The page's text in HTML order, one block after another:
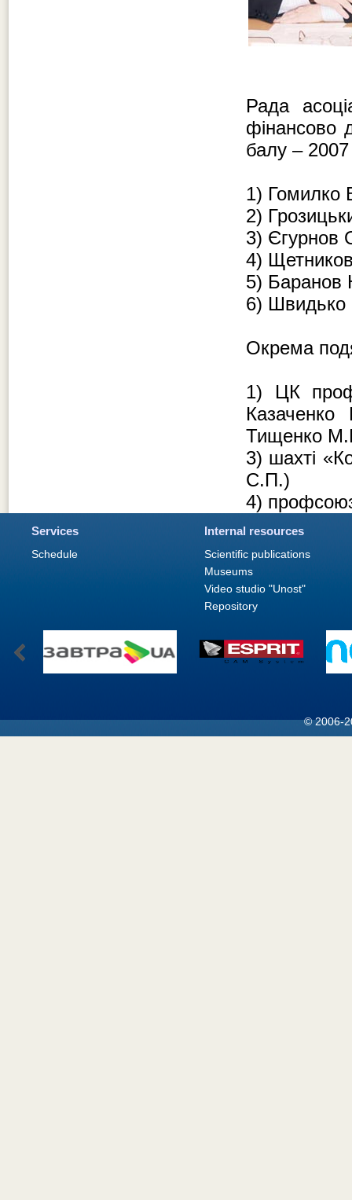
Рада
фінансово
балу – 2007
1) Гомилко
2)
3) Єгурнов
4)
5)
6)
Окрема
1) ЦК
Тищенко
3) шахті
С.П.)
4)
Services
Schedule
Internal resources
Scientific publications
Museums
Video studio "Unost"
Repository
© 2006-